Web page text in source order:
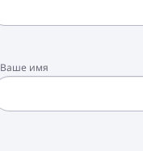
Ваше имя